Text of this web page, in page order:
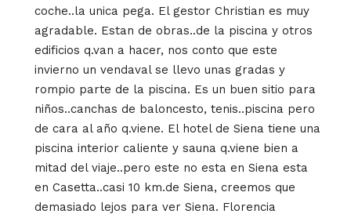
coche..la unica pega. El gestor Christian es muy
agradable. Estan de obras..de la piscina y otros
edificios q.van a hacer, nos conto que este
invierno un vendaval se llevo unas gradas y
rompio parte de la piscina. Es un buen sitio para
niños..canchas de baloncesto, tenis..piscina pero
de cara al año q.viene. El hotel de Siena tiene una
piscina interior caliente y sauna q.viene bien a
mitad del viaje..pero este no esta en Siena esta
en Casetta..casi 10 km.de Siena, creemos que
demasiado lejos para ver Siena. Florencia